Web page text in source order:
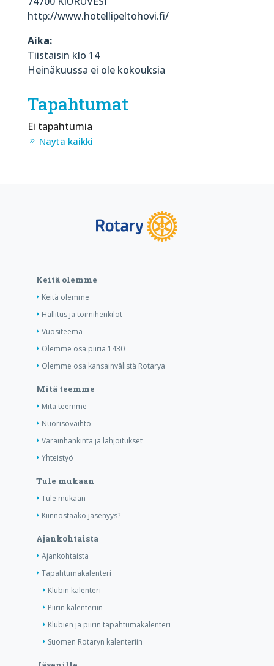
http://www.hotellipeltohovi.fi/
Aika:
Tiistaisin klo 14
Heinäkuussa ei ole kokouksia
Tapahtumat
Ei tapahtumia
Näytä kaikki
Keitä olemme
Keitä olemme
Hallitus ja toimihenkilöt
Vuositeema
Olemme osa piiriä 1430
Olemme osa kansainvälistä Rotarya
Mitä teemme
Mitä teemme
Nuorisovaihto
Varainhankinta ja lahjoitukset
Yhteistyö
Tule mukaan
Tule mukaan
Kiinnostaako jäsenyys?
Ajankohtaista
Ajankohtaista
Tapahtumakalenteri
Klubin kalenteri
Piirin kalenteriin
Klubien ja piirin tapahtumakalenteri
Suomen Rotaryn kalenteriin